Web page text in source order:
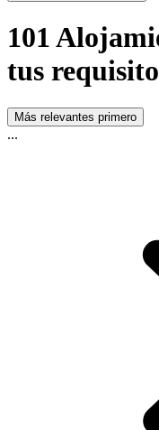
101
tus
Más relevantes primero
...